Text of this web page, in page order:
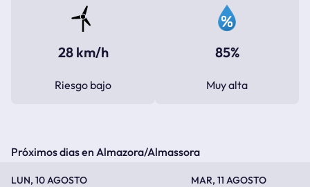
28 km/h
Riesgo bajo
85%
Muy alta
Próximos dias en Almazora/Almassora
LUN, 10 AGOSTO MAR, 11 AGOSTO